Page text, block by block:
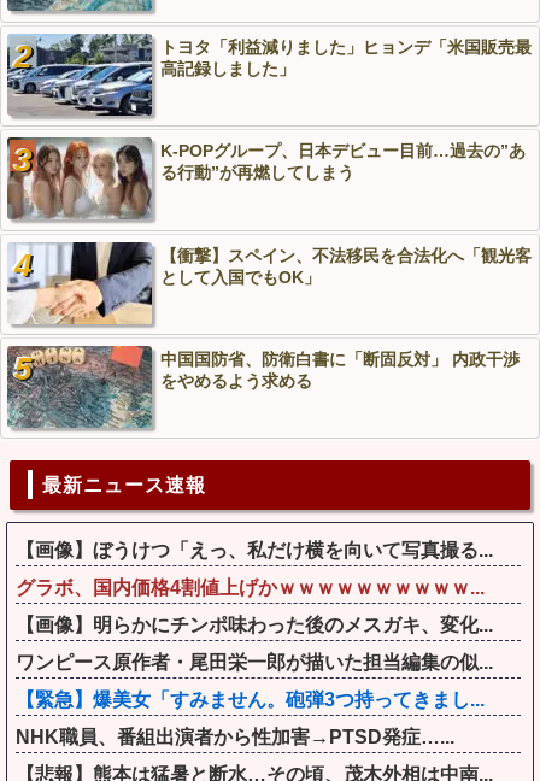
トヨタ「利益減りました」ヒョンデ「米国販売最
高記録しました」
K-POPグループ、日本デビュー目前…過去の”あ
る行動”が再燃してしまう
【衝撃】スペイン、不法移民を合法化へ「観光客
として入国でもOK」
中国国防省、防衛白書に「断固反対」 内政干渉
をやめるよう求める
最新ニュース速報
【画像】ぼうけつ「えっ、私だけ横を向いて写真撮る...
グラボ、国内価格4割値上げかｗｗｗｗｗｗｗｗｗｗ...
【画像】明らかにチンポ味わった後のメスガキ、変化...
ワンピース原作者・尾田栄一郎が描いた担当編集の似...
【緊急】爆美女「すみません。砲弾3つ持ってきまし...
NHK職員、番組出演者から性加害→PTSD発症…...
【悲報】熊本は猛暑と断水…その頃、茂木外相は中南...